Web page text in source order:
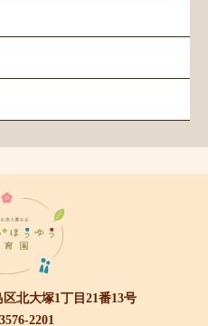
北大塚1丁目21番13号
2201